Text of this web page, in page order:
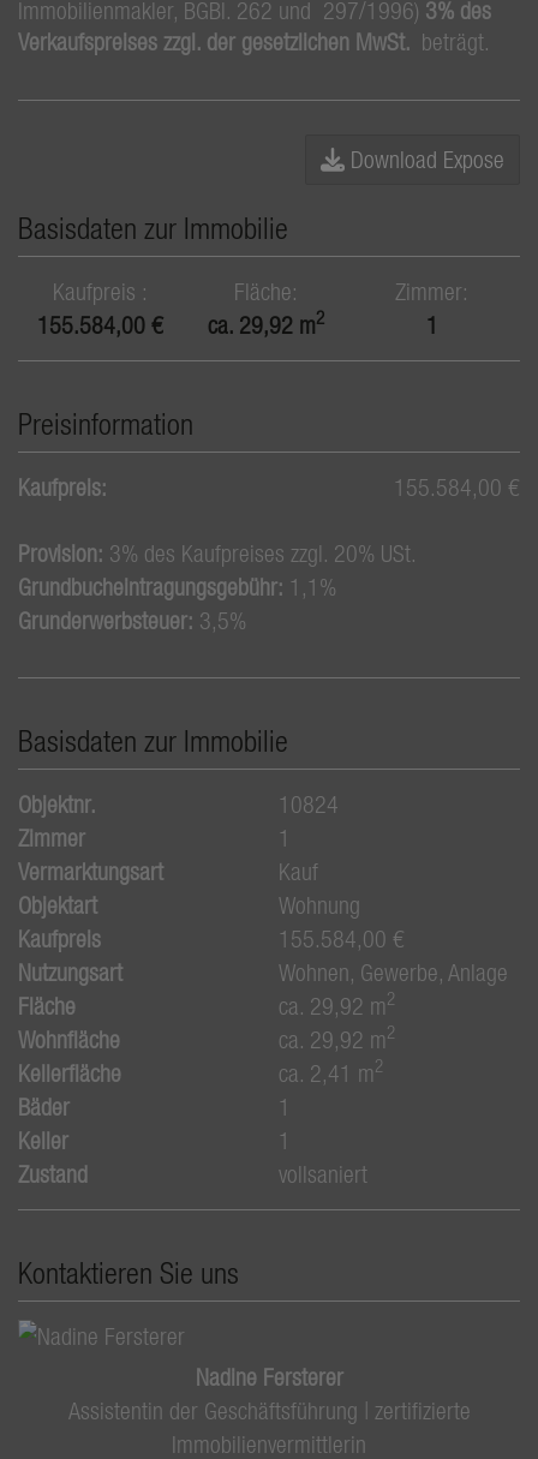
Immobilienmakler, BGBl. 262 und 297/1996) 3% des
Verkaufspreises zzgl. der gesetzlichen MwSt. beträgt.
Download Expose
Basisdaten zur Immobilie
Kaufpreis
155.584,00 €
Fläche
ca. 29,92 m2
Zimmer
1
Preisinformation
Kaufpreis: 155.584,00 €
Provision: 3% des Kaufpreises zzgl. 20% USt.
Grundbucheintragungsgebühr: 1,1%
Grunderwerbsteuer: 3,5%
Basisdaten zur Immobilie
Objektnr.
10824
Zimmer
1
Vermarktungsart
Kauf
Objektart
Wohnung
Kaufpreis
155.584,00 €
Nutzungsart
Wohnen Gewerbe Anlage
Fläche
ca. 29,92 m2
Wohnfläche ca. 29,92 m2
Kellerfläche ca. 2,41 m2
Bäder
1
Keller
1
Zustand
vollsaniert
Kontaktieren Sie uns
Nadine Fersterer
Assistentin der Geschäftsführung | zertifizierte
Immobilienvermittlerin